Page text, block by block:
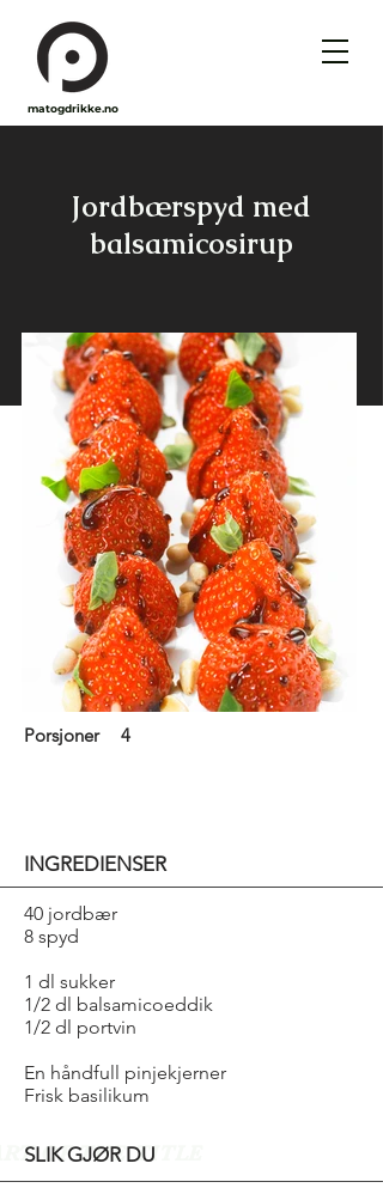
matogdrikke.no
Jordbærspyd med
balsamicosirup
Porsjoner 4
INGREDIENSER
40 jordbær
8 spyd
1 dl sukker
1/2 dl balsamicoeddik
1/2 dl portvin
En håndfull pinjekjerner
Frisk basilikum
OF THE TITLE
SLIK GJØR DU